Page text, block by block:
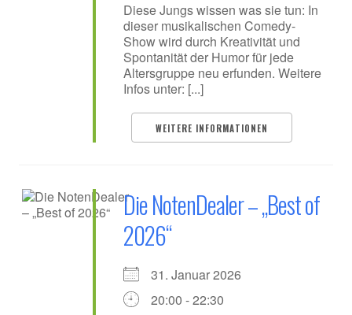
Diese Jungs wissen was sie tun: In
dieser musikalischen Comedy-
Show wird durch Kreativität und
Spontanität der Humor für jede
Altersgruppe neu erfunden. Weitere
Infos unter: [...]
WEITERE INFORMATIONEN
Die NotenDealer – „Best of
2026“
31. Januar 2026
20:00 - 22:30